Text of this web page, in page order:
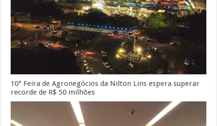
10ª Feira de Agronegócios da Nilton Lins espera superar
recorde de R$ 50 milhões